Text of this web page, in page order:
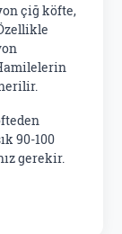
çiğ köfte,
90-100
gerekir.